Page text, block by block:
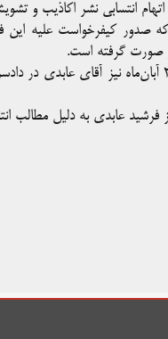
انتسابی نشر اکاذیب و تشویش اذهان
صدور کیفرخواست علیه این
صورت گرفته است.
روز دوشنبه ۲۲ آبان‌ماه نیز آقای
فرشید عابدی به دلیل مطالب